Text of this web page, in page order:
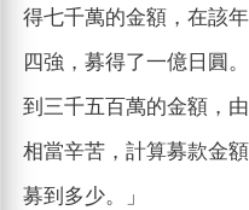
得七千萬的金額，在該
四強，募得了一億日圓
到三千五百萬的金額，
相當辛苦，計算募款金
募到多少。」